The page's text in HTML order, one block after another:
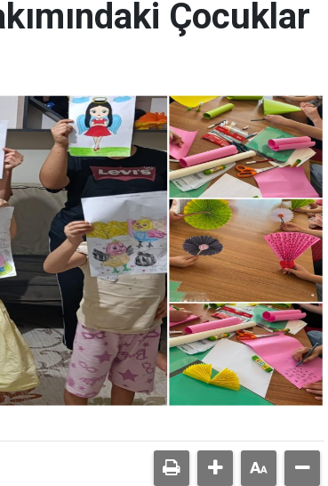
Çocuklar